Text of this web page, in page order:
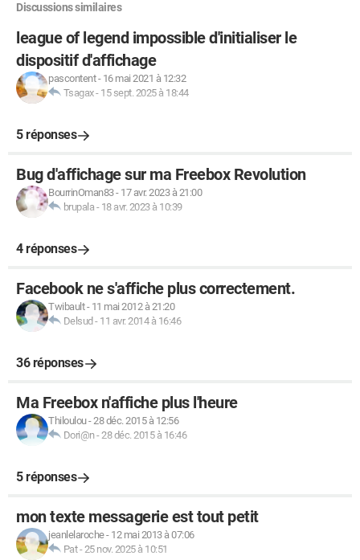
Discussions similaires
league of legend impossible d'initialiser le
dispositif d'affichage
pascontent- 16 mai 2021 à 12:32
Tsagax- 15 sept. 2025 à 18:44
5 réponses
Bug d'affichage sur ma Freebox Revolution
BourrinOman83- 17 avr. 2023 à 21:00
brupala - 18 avr. 2023 à 10:39
4 réponses
Facebook ne s'affiche plus correctement.
Twibault- 11 mai 2012 à 21:20
Delsud - 11 avr. 2014 à 16:46
36 réponses
Ma Freebox n'affiche plus l'heure
Thiloulou-28 déc. 2015 à 12:56
Dori@n-28 déc. 2015 à 16:46
5 réponses
mon texte messagerie est tout petit
jeanlelaroche- 12 mai 2013 à 07:06
Pat-25 nov. 2025 à 10:51